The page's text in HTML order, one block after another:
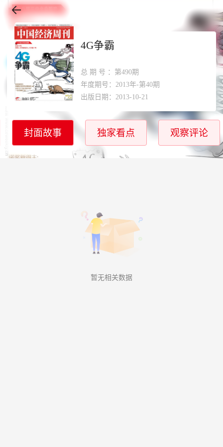
4G争霸
总期号 ：第490期
年度期号：2013年-第40期
出版日期：2013-10-21
封面故事 独家看点 观察评论
暂无相关数据